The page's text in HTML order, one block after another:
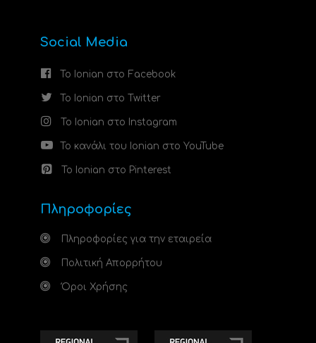
Social Media
Το Ionian στο Facebook
Το Ionian στο Twitter
Το Ionian στο Instagram
Το κανάλι του Ionian στο YouTube
Το Ionian στο Pinterest
Πληροφορίες
Πληροφορίες για την εταιρεία
Πολιτική Απορρήτου
Όροι Χρήσης